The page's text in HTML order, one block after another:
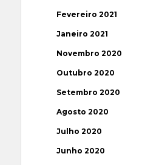
Fevereiro 2021
Janeiro 2021
Novembro 2020
Outubro 2020
Setembro 2020
Agosto 2020
Julho 2020
Junho 2020